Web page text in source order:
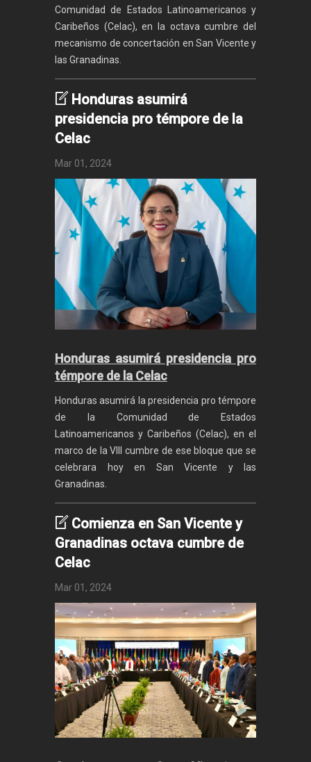
Comunidad de Estados Latinoamericanos y
Caribeños (Celac), en la octava cumbre del
mecanismo de concertación en San Vicente y
las Granadinas.
Honduras asumirá
presidencia pro témpore de la
Celac
Mar 01, 2024
Honduras asumirá presidencia pro
témpore de la Celac
Honduras asumirá la presidencia pro témpore
de la Comunidad de Estados
Latinoamericanos y Caribeños (Celac), en el
marco de la VIII cumbre de ese bloque que se
celebrara hoy en San Vicente y las
Granadinas.
Comienza en San Vicente y
Granadinas octava cumbre de
Celac
Mar 01, 2024